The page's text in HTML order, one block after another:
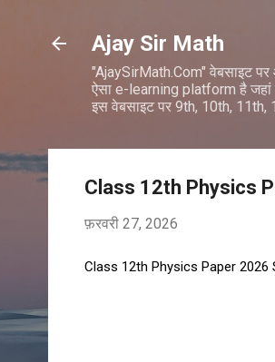
Ajay Sir Math
"AjaySirMath.Com" वेबसाइट
ऐसा e-learning platform है
इस वेबसाइट पर 9th, 10th,
Class 12th Physics
फ़रवरी 27, 2026
Class 12th Physics Paper 2026